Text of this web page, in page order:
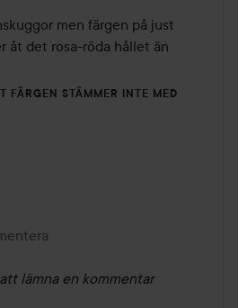
men färgen på just
åt det rosa-röda hållet än
FÄRGEN STÄMMER INTE MED
lämna en kommentar